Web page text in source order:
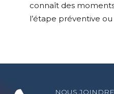
connaît des
l’étape préventive ou
NOUS JOINDRE